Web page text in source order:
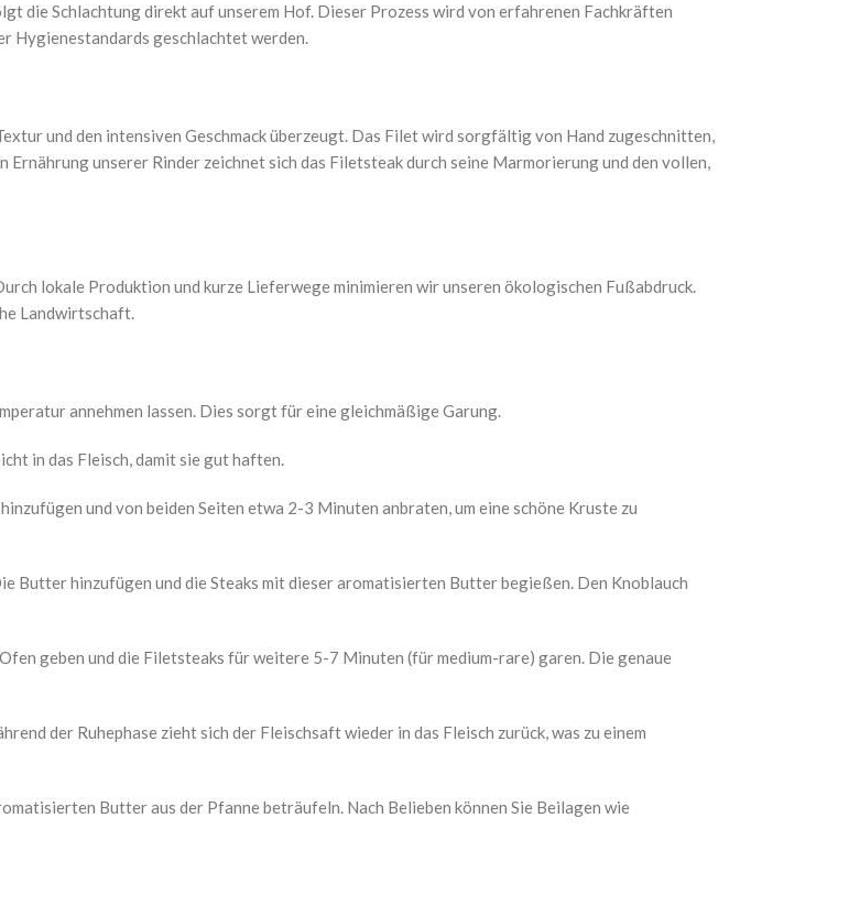
die Schlachtung direkt auf unserem Hof. Dieser Prozess wird von erfahrenen Fachkräften
Hygienestandards geschlachtet werden.
und den intensiven Geschmack überzeugt. Das Filet wird sorgfältig von Hand zugeschnitten,
unserer Rinder zeichnet sich das Filetsteak durch seine Marmorierung und den vollen,
lokale Produktion und kurze Lieferwege minimieren wir unseren ökologischen Fußabdruck.
Landwirtschaft.
annehmen lassen. Dies sorgt für eine gleichmäßige Garung.
in das Fleisch, damit sie gut haften.
und von beiden Seiten etwa 2-3 Minuten anbraten, um eine schöne Kruste zu
Butter hinzufügen und die Steaks mit dieser aromatisierten Butter begießen. Den Knoblauch
geben und die Filetsteaks für weitere 5-7 Minuten (für medium-rare) garen. Die genaue
der Ruhephase zieht sich der Fleischsaft wieder in das Fleisch zurück, was zu einem
Butter aus der Pfanne beträufeln. Nach Belieben können Sie Beilagen wie